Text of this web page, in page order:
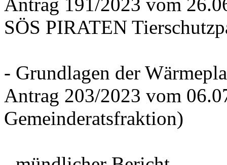
SÖS PIRATEN
- Grundlagen der
Antrag 203/2023 vom
Gemeinderatsfraktion)